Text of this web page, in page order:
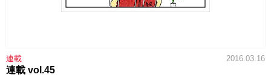
連載 2016.03.16
連載 vol.45